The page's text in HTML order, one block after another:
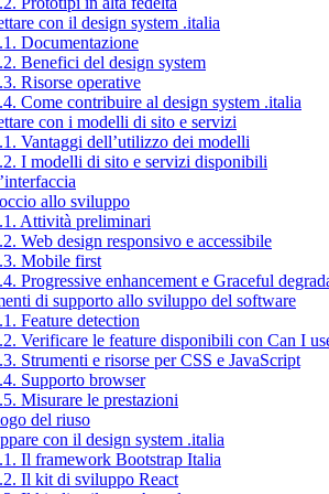
con il design system .italia
Documentazione
Benefici del design system
Risorse operative
Come contribuire al design system .italia
con i modelli di sito e servizi
Vantaggi dell’utilizzo dei modelli
I modelli di sito e servizi disponibili
allo sviluppo
Attività preliminari
Web design responsivo e accessibile
Mobile first
Progressive enhancement e Graceful
di supporto allo sviluppo del software
Feature detection
Verificare le feature disponibili con Can I
Strumenti e risorse per CSS e JavaScript
Supporto browser
Misurare le prestazioni
del riuso
con il design system .italia
Il framework Bootstrap Italia
Il kit di sviluppo React